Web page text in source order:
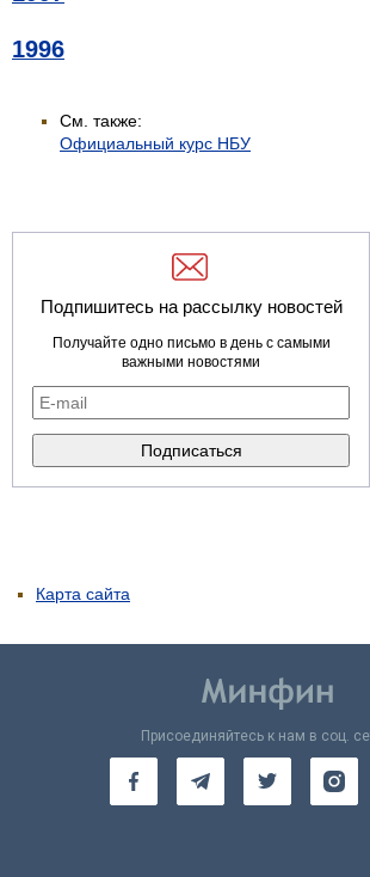
1996
См. также:
Официальный курс НБУ
Подпишитесь на рассылку новостей
Получайте одно письмо в день с самыми
важными новостями
Карта сайта
Присоединяйтесь к нам в соц.